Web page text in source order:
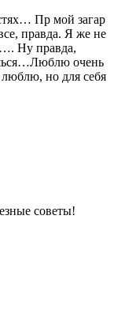
Пр мой загар
правда. Я же не
Ну правда,
очень
люблю, но для себя
советы!